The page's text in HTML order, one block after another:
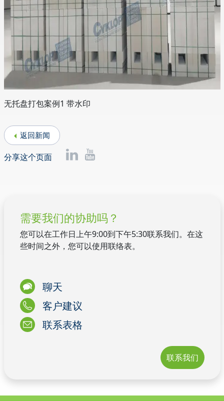
无托盘打包案例1 带水印
返回新闻
分享这个页面
需要我们的协助吗？
您可以在工作日上午9:00到下午5:30联系我们。在这
些时间之外，您可以使用联络表。
聊天
客户建议
联系表格
联系我们